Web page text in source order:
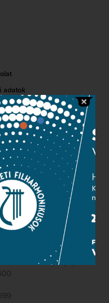
adatok
Marcell u. 1. (Müpa)